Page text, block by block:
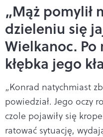
„Mąż pomylił
dzieleniu się
Wielkanoc. Po
kłębka jego
„Konrad natychmiast
powiedział. Jego oczy
czole pojawiły się
ratować sytuację,